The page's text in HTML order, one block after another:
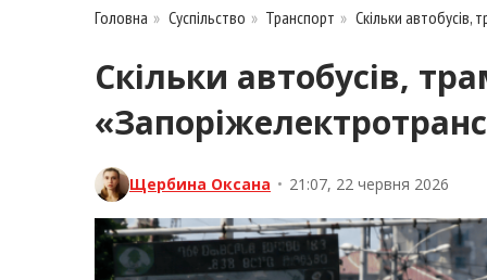
Головна » Суспільство » Транспорт » Скільки автобусів,
Скільки автобусів,
Щербина Оксана • 21:07, 22 червня 2026